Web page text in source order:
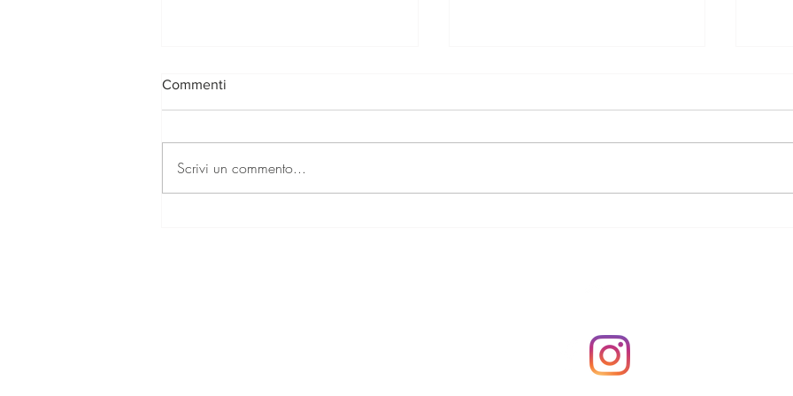
Commenti
Scrivi un commento...